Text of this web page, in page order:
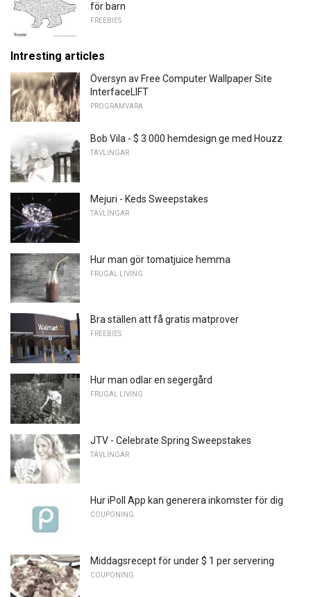
för barn
FREEBIES
Intresting articles
Översyn av Free Computer Wallpaper Site
InterfaceLIFT
PROGRAMVARA
Bob Vila - $ 3 000 hemdesign ge med Houzz
TÄVLINGAR
Mejuri - Keds Sweepstakes
TÄVLINGAR
Hur man gör tomatjuice hemma
FRUGAL LIVING
Bra ställen att få gratis matprover
FREEBIES
Hur man odlar en segergård
FRUGAL LIVING
JTV - Celebrate Spring Sweepstakes
TÄVLINGAR
Hur iPoll App kan generera inkomster för dig
COUPONING
Middagsrecept för under $ 1 per servering
COUPONING